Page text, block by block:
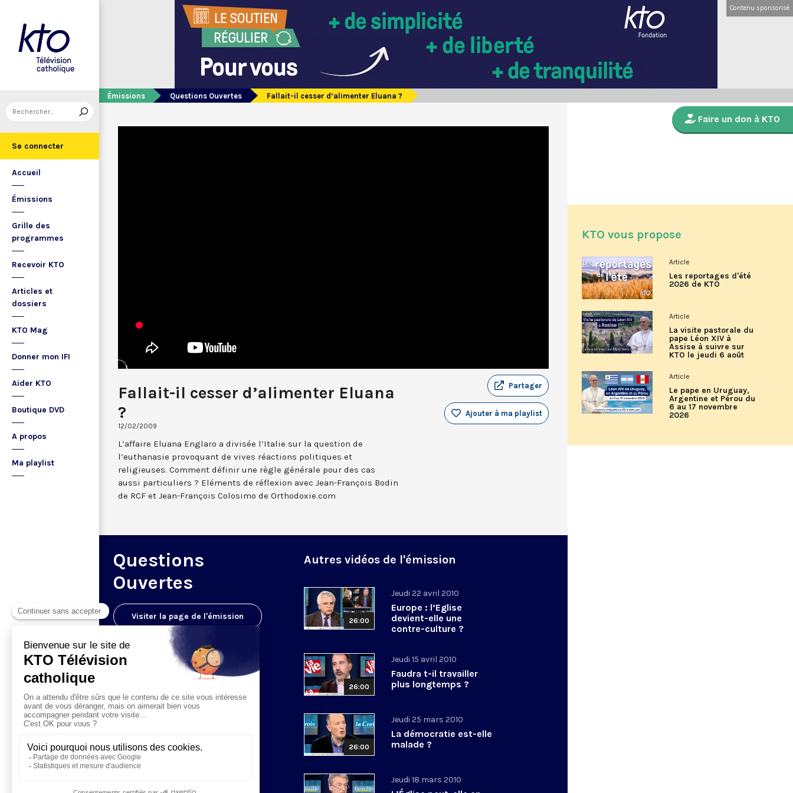
Se connecter
Accueil
Émissions
Grille des
programmes
Recevoir KTO
Articles et
dossiers
KTO Mag
Donner mon IFI
Aider KTO
Boutique DVD
A propos
Ma playlist
Contenu sponsorisé
Émissions Questions Ouvertes Fallait-il cesser d’alimenter Eluana ?
Fallait-il cesser d’alimenter Eluana
?
12/02/2009
Partager
Ajouter à ma playlist
L’affaire Eluana Englaro a divisée l’Italie sur la question de
l’euthanasie provoquant de vives réactions politiques et
religieuses. Comment définir une règle générale pour des cas
aussi particuliers ? Eléments de réflexion avec Jean-François Bodin
de RCF et Jean-François Colosimo de Orthodoxie.com
Questions
Ouvertes
Visiter la page de l'émission
Autres vidéos de l'émission
26:00
Jeudi 22 avril 2010
Europe : l’Eglise
devient-elle une
contre-culture ?
26:00
Jeudi 15 avril 2010
Faudra t-il travailler
plus longtemps ?
26:00
Jeudi 25 mars 2010
La démocratie est-elle
malade ?
Jeudi 18 mars 2010
Faire un don à KTO
KTO vous propose
Article
Les reportages d'été
2026 de KTO
Article
La visite pastorale du
pape Léon XIV à
Assise à suivre sur
KTO le jeudi 6 août
Article
Le pape en Uruguay,
Argentine et Pérou du
6 au 17 novembre
2026